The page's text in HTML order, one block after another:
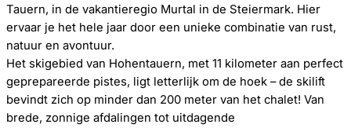
Tauern, in de vakantieregio Murtal in de Steiermark. Hier
ervaar je het hele jaar door een unieke combinatie van rust,
natuur en avontuur.
Het skigebied van Hohentauern, met 11 kilometer aan perfect
geprepareerde pistes, ligt letterlijk om de hoek – de skilift
bevindt zich op minder dan 200 meter van het chalet! Van
brede, zonnige afdalingen tot uitdagende